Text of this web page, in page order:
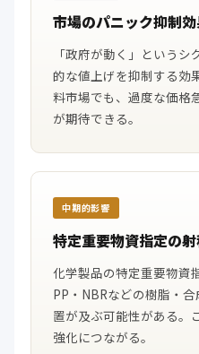
市場のパニック抑制
「政府が動く」という
的な値上げを抑制する効
料市場でも、過度な価格
が期待できる。
中期的影響
特定重要物資指定の
化学製品の特定重要物資
PP・NBRなどの樹脂・
置が及ぶ可能性がある。
強化につながる。